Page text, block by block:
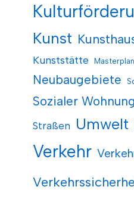
Kunst
Kunststätte
Neubaugebiete
Sozialer
Straßen Umwelt
Verkehr